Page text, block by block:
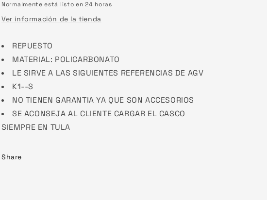
Normalmente está listo en 24 horas
Ver información de la tienda
REPUESTO
MATERIAL: POLICARBONATO
LE SIRVE A LAS SIGUIENTES REFERENCIAS DE AGV
K1--S
NO TIENEN GARANTIA YA QUE SON ACCESORIOS
SE ACONSEJA AL CLIENTE CARGAR EL CASCO
SIEMPRE EN TULA
Share